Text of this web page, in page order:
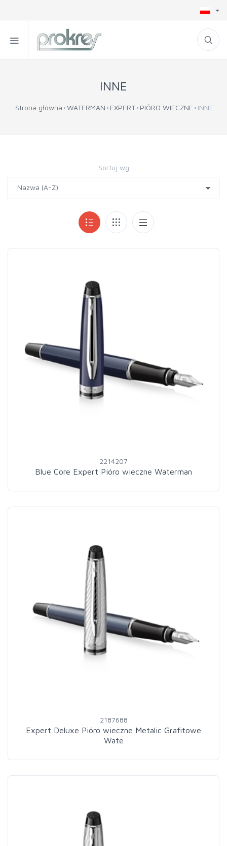
INNE
Strona główna WATERMAN EXPERT PIÓRO WIECZNE INNE
Sortuj wg
2214207
Blue Core Expert Pióro wieczne Waterman
2187688
Expert Deluxe Pióro wieczne Metalic Grafitowe
Wate